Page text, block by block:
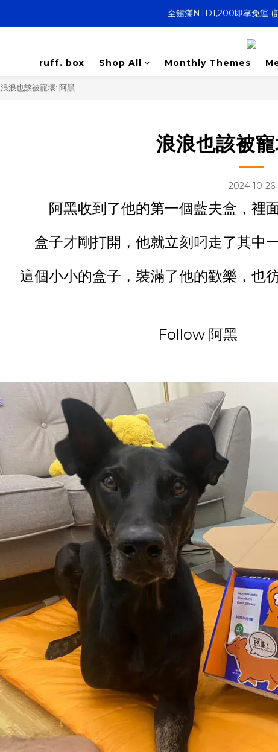
決戰大逃鯊｜新訂閱贈
決戰大逃鯊｜新訂閱贈
ruff. box
Shop All Monthly Themes
浪浪也該被寵壞: 阿黑
浪浪也該被
2024-10-26
阿黑收到了他的第一個藍夫盒，裡
盒子才剛打開，他就立刻叼走了其中
這個小小的盒子，裝滿了他的歡樂，也
Follow 阿黑